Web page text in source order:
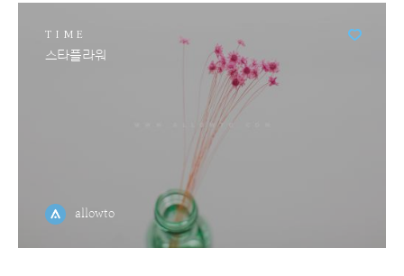
TIME
스타플라워
allowto